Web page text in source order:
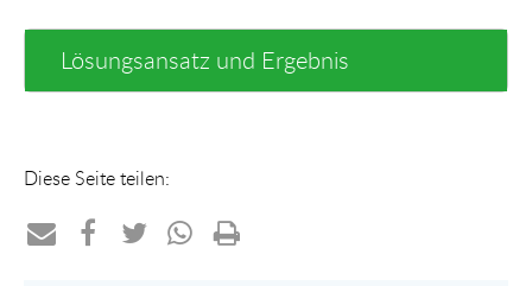
Lösungsansatz und Ergebnis
Diese Seite teilen: